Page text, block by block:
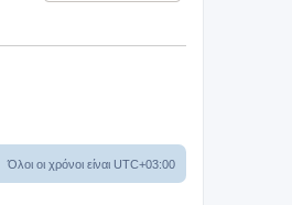
Όλοι οι χρόνοι είναι UTC+03:00